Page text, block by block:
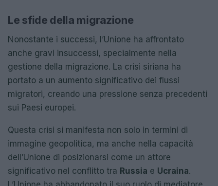
Le sfide della migrazione
Nonostante i successi, l’Unione ha affrontato
anche gravi insuccessi, specialmente nella
gestione della migrazione. La crisi siriana ha
portato a un aumento significativo dei flussi
migratori, creando una pressione senza precedenti
sui Paesi europei.
Questa crisi si manifesta non solo in termini di
immagine geopolitica, ma anche nella capacità
dell’Unione di posizionarsi come un attore
significativo nel conflitto tra Russia e Ucraina.